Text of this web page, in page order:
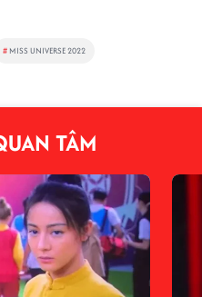
# MISS UNIVERSE 2022
TÂM